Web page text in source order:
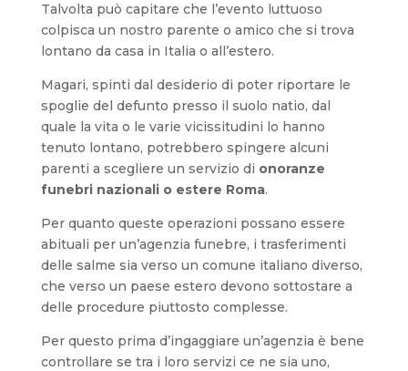
Talvolta può capitare che l’evento luttuoso
colpisca un nostro parente o amico che si trova
lontano da casa in Italia o all’estero.
Magari, spinti dal desiderio di poter riportare le
spoglie del defunto presso il suolo natio, dal
quale la vita o le varie vicissitudini lo hanno
tenuto lontano, potrebbero spingere alcuni
parenti a scegliere un servizio di onoranze
funebri nazionali o estere Roma.
Per quanto queste operazioni possano essere
abituali per un’agenzia funebre, i trasferimenti
delle salme sia verso un comune italiano diverso,
che verso un paese estero devono sottostare a
delle procedure piuttosto complesse.
Per questo prima d’ingaggiare un’agenzia è bene
controllare se tra i loro servizi ce ne sia uno,